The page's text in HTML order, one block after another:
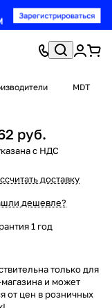
MDT
руб.
доставку
дешевле?
1 год
только для
и может
от цен в розничных